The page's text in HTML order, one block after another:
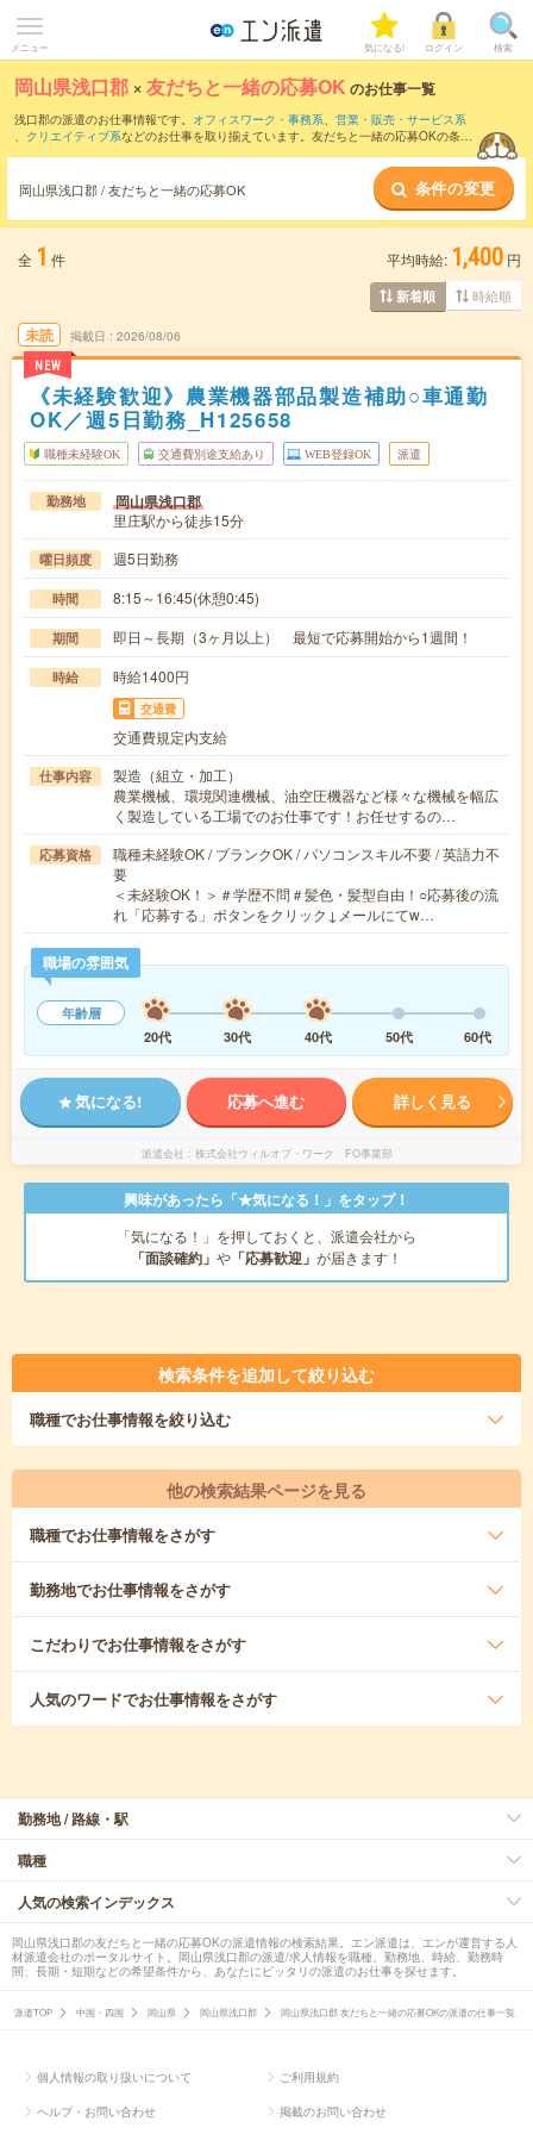
メニュー 気になる! ログイン 検索
岡山県浅口郡 ×友だちと一緒の応募OK のお仕事一覧
浅口郡の派遣のお仕事情報です。 オフィスワーク・事務系、 営業・販売・サービス系
、 クリエイティブ系などのお仕事を取り揃えています。友だちと一緒の応募OKの条件
岡山県浅口郡 / 友だちと一緒の応募OK 条件の変更
全 1 件 平均時給: 1,400 円
新着順 時給順
未読
NEW
掲載日 2026/08/06
《未経験歓迎》農業機器部品製造補助○車通勤
OK／週5日勤務_H125658
職種未経験OK 交通費別途支給あり WEB登録OK 派遣
勤務地 岡山県浅口郡
里庄駅から徒歩15分
曜日頻度 週5日勤務
時間 8:15～16:45(休憩0:45)
期間 即日～長期（3ヶ月以上） 最短で応募開始から1週間！
時給 時給1400円
交通費
交通費規定内支給
仕事内容
製造（組立・加工）
農業機械、環境関連機械、油空圧機器など様々な機械を幅広
く製造している工場でのお仕事です！お任せするの…
応募資格
職種未経験OK / ブランクOK / パソコンスキル不要 / 英語力不
要
＜未経験OK！＞＃学歴不問＃髪色・髪型自由！○応募後の流
れ「応募する」ボタンをクリック↓メールにてw…
職場の雰囲気
年齢層
20代
30代 40代 50代 60代
気になる! 応募へ進む 詳しく見る
派遣会社 株式会社ウィルオブ・ワーク FO事業部
興味があったら「★気になる！」をタップ！
「気になる！」を押しておくと、派遣会社から
「面談確約」 や 「応募歓迎」 が届きます！
検索条件を追加して絞り込む
職種でお仕事情報を絞り込む
他の検索結果ページを見る
職種でお仕事情報をさがす
勤務地でお仕事情報をさがす
こだわりでお仕事情報をさがす
人気のワードでお仕事情報をさがす
勤務地 / 路線・駅
職種
人気の検索インデックス
岡山県浅口郡の友だちと一緒の応募OKの派遣情報の検索結果。エン派遣は、エンが運営する人
材派遣会社のポータルサイト。岡山県浅口郡の派遣/求人情報を職種、勤務地、時給、勤務時
間、長期・短期などの希望条件から、あなたにピッタリの派遣のお仕事を探せます。
派遣TOP 中国・四国 岡山県 岡山県浅口郡 岡山県浅口郡 友だちと一緒の応募OKの派遣の仕事一覧
個人情報の取り扱いについて ご利用規約
ヘルプ・お問い合わせ 掲載のお問い合わせ